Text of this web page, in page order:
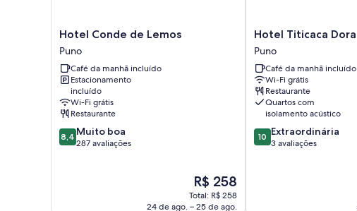
Hotel
Conde
de
Lemos
Puno
Hotel Conde de Lemos
Puno
Café da manhã incluído
Estacionamento
incluído
Wi-Fi grátis
Restaurante
8.4
de
8,4 Muito boa
287 avaliações
O
preço
é
R$ 258
Total: R$ 258
24 de ago. – 25 de ago.
Hotel
Titicaca
Dora
Puno
Hotel Titicaca Dora
Puno
Café da manhã incluído
Wi-Fi grátis
Restaurante
Quartos com
isolamento acústico
10.0
de
10 Extraordinária
3 avaliações